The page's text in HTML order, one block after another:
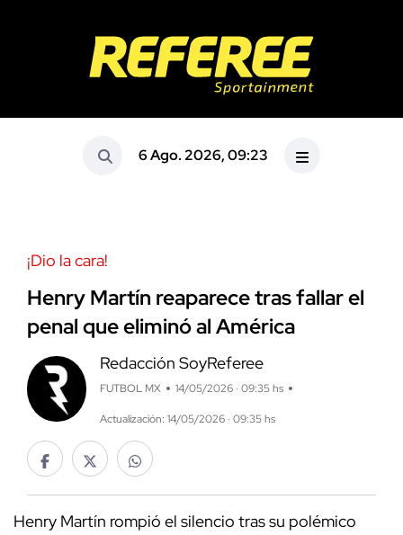
6 Ago. 2026, 09:23
¡Dio la cara!
Henry Martín reaparece tras fallar el
penal que eliminó al América
Redacción SoyReferee
FUTBOL MX 14/05/2026 · 09:35 hs
Actualización: 14/05/2026 · 09:35 hs
Henry Martín rompió el silencio tras su polémico